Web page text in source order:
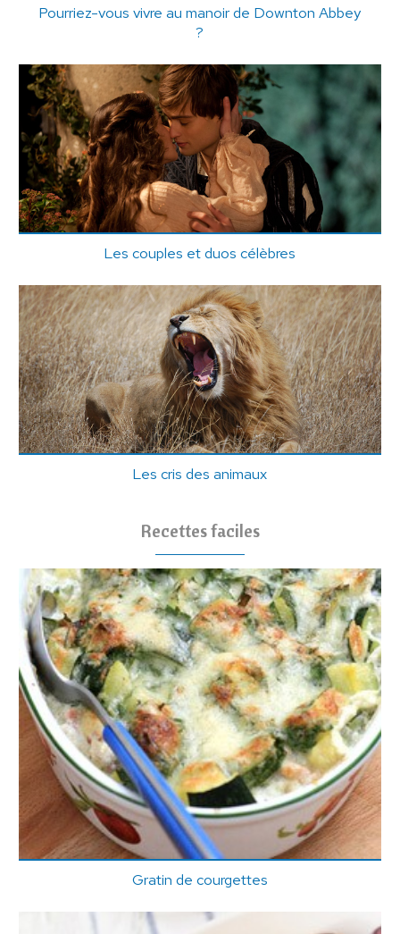
Pourriez-vous vivre au manoir de Downton Abbey
?
Les couples et duos célèbres
Les cris des animaux
Recettes faciles
Gratin de courgettes